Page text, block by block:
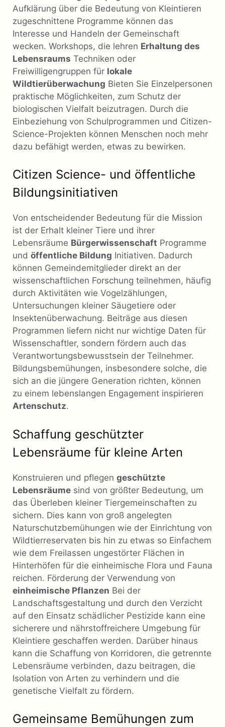
Aufklärung über die Bedeutung von Kleintieren
zugeschnittene Programme können das
Interesse und Handeln der Gemeinschaft
wecken. Workshops, die lehren Erhaltung des
Lebensraums Techniken oder
Freiwilligengruppen für lokale
Wildtierüberwachung Bieten Sie Einzelpersonen
praktische Möglichkeiten, zum Schutz der
biologischen Vielfalt beizutragen. Durch die
Einbeziehung von Schulprogrammen und Citizen-
Science-Projekten können Menschen noch mehr
dazu befähigt werden, etwas zu bewirken.
Citizen Science- und öffentliche
Bildungsinitiativen
Von entscheidender Bedeutung für die Mission
ist der Erhalt kleiner Tiere und ihrer
Lebensräume Bürgerwissenschaft Programme
und öffentliche Bildung Initiativen. Dadurch
können Gemeindemitglieder direkt an der
wissenschaftlichen Forschung teilnehmen, häufig
durch Aktivitäten wie Vogelzählungen,
Untersuchungen kleiner Säugetiere oder
Insektenüberwachung. Beiträge aus diesen
Programmen liefern nicht nur wichtige Daten für
Wissenschaftler, sondern fördern auch das
Verantwortungsbewusstsein der Teilnehmer.
Bildungsbemühungen, insbesondere solche, die
sich an die jüngere Generation richten, können
zu einem lebenslangen Engagement inspirieren
Artenschutz.
Schaffung geschützter
Lebensräume für kleine Arten
Konstruieren und pflegen geschützte
Lebensräume sind von größter Bedeutung, um
das Überleben kleiner Tiergemeinschaften zu
sichern. Dies kann von groß angelegten
Naturschutzbemühungen wie der Einrichtung von
Wildtierreservaten bis hin zu etwas so Einfachem
wie dem Freilassen ungestörter Flächen in
Hinterhöfen für die einheimische Flora und Fauna
reichen. Förderung der Verwendung von
einheimische Pflanzen Bei der
Landschaftsgestaltung und durch den Verzicht
auf den Einsatz schädlicher Pestizide kann eine
sicherere und nährstoffreichere Umgebung für
Kleintiere geschaffen werden. Darüber hinaus
kann die Schaffung von Korridoren, die getrennte
Lebensräume verbinden, dazu beitragen, die
Isolation von Arten zu verhindern und die
genetische Vielfalt zu fördern.
Gemeinsame Bemühungen zum